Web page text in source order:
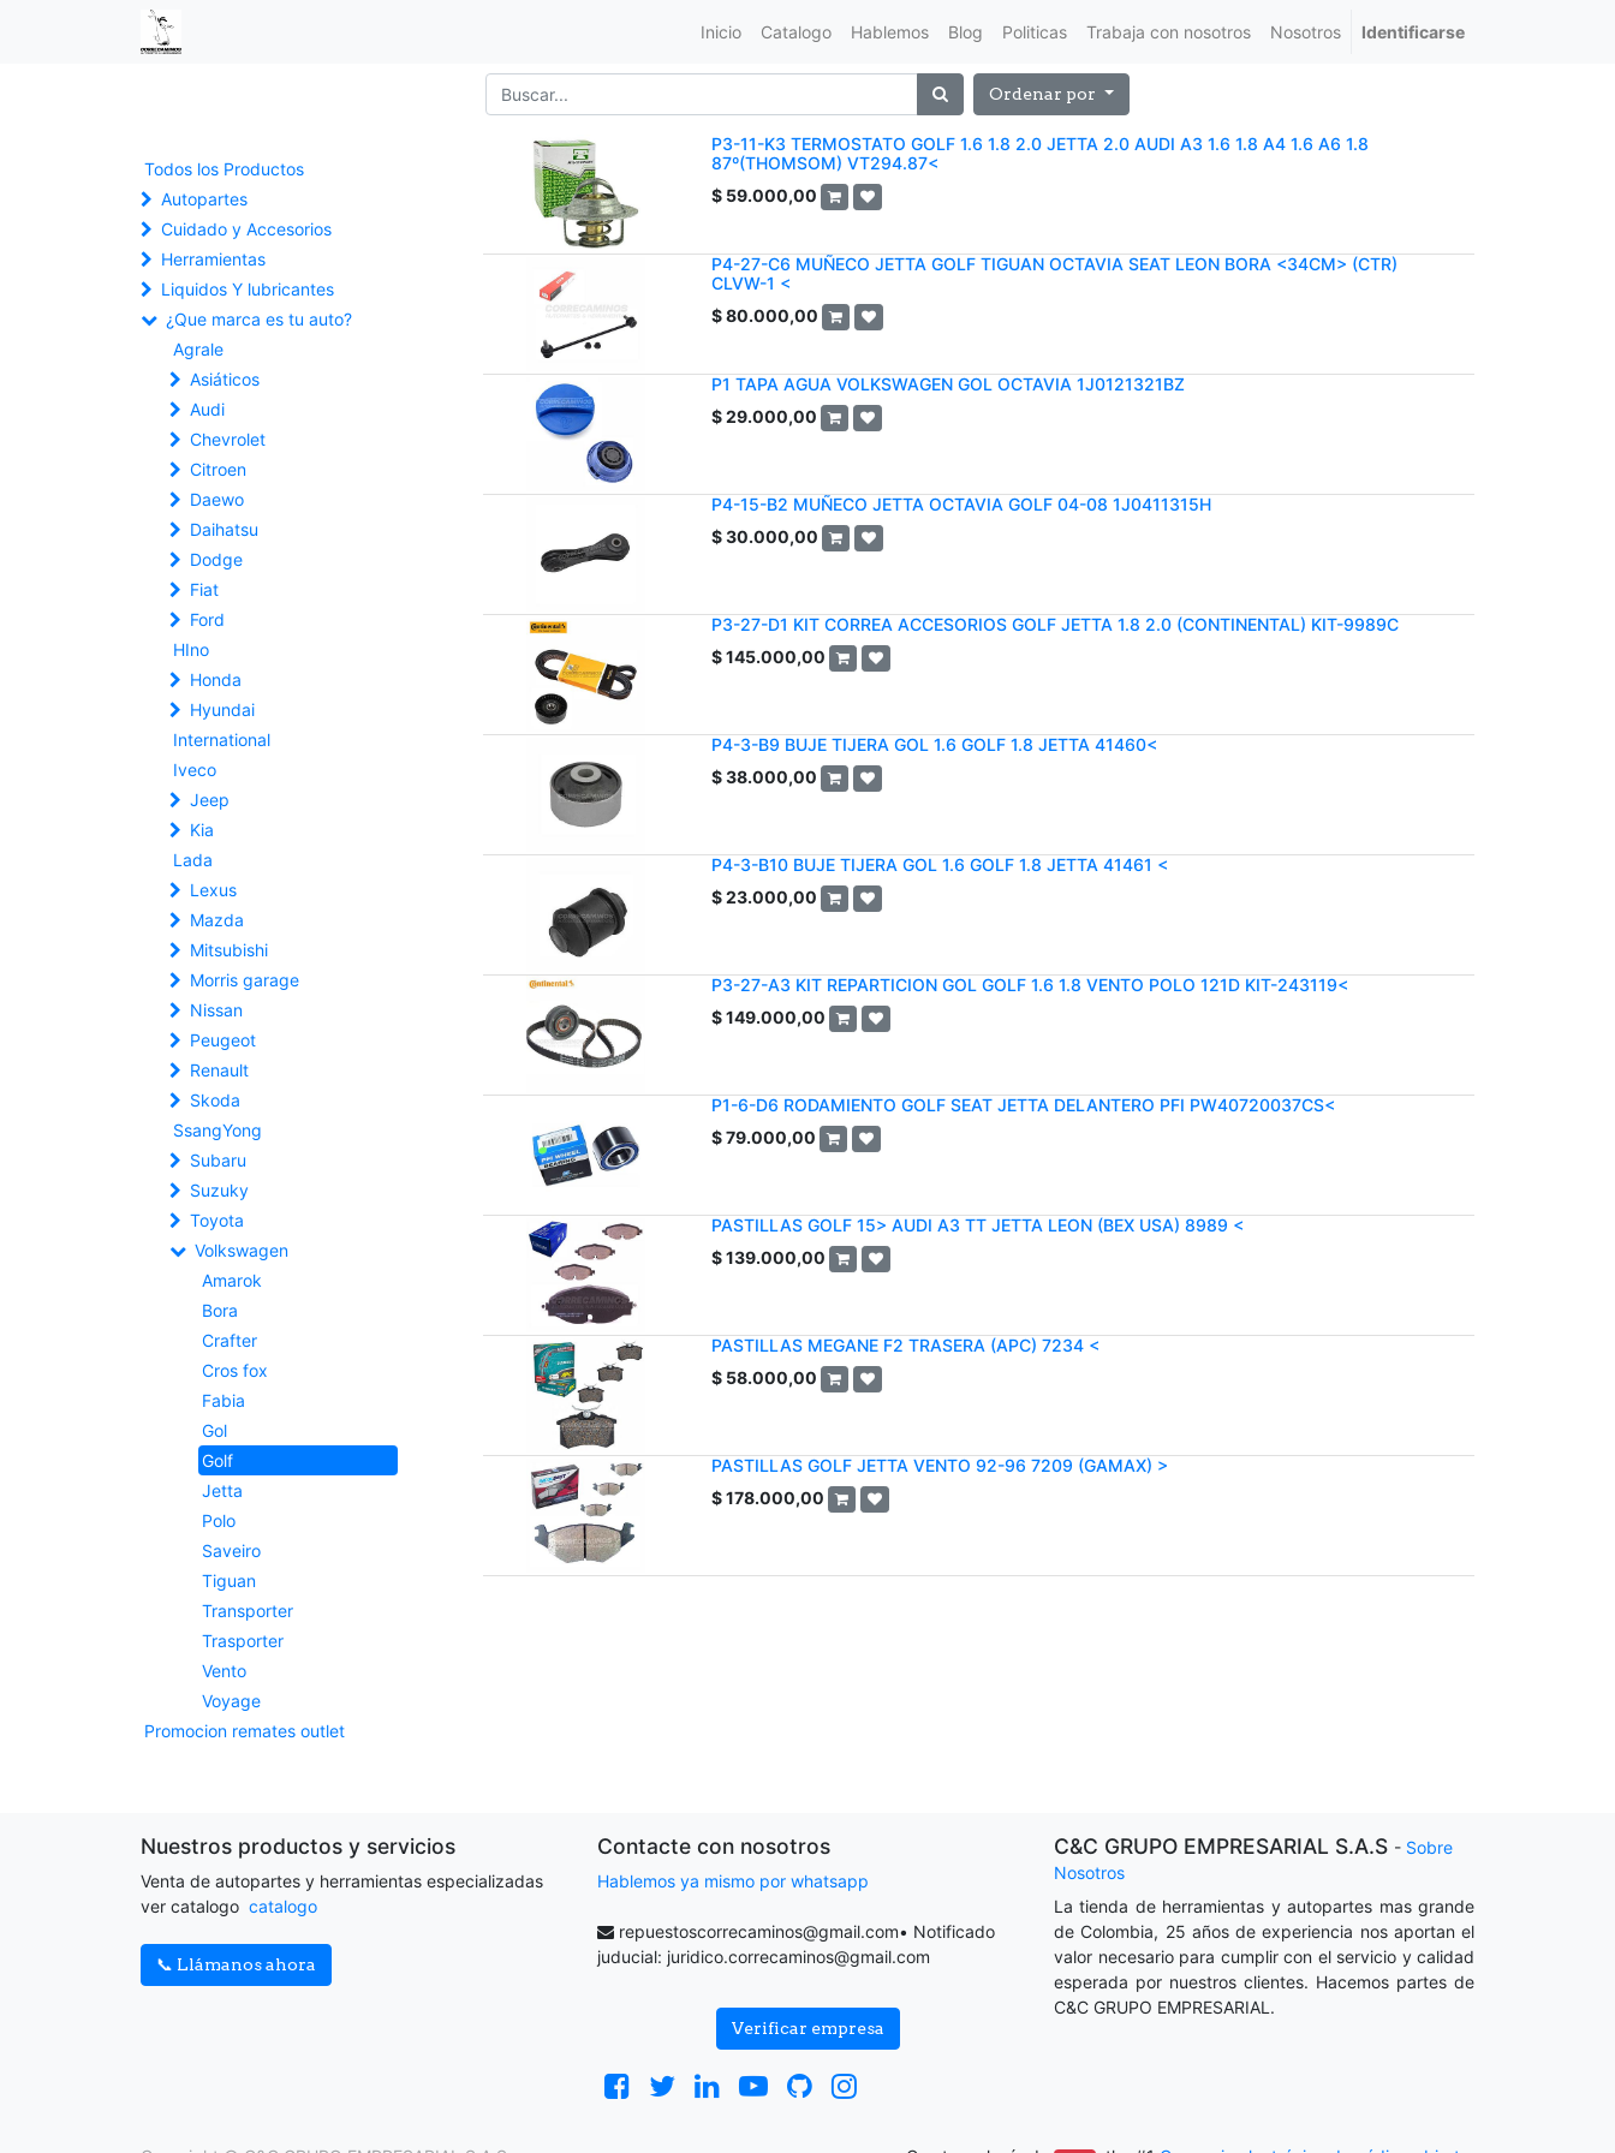
Inicio Catalogo Hablemos Blog Politicas Trabaja con nosotros Nosotros Identificarse
Ordenar por
Todos los Productos
Autopartes
Cuidado y Accesorios
Herramientas
Liquidos Y lubricantes
¿Que marca es tu auto?
Agrale
Asiáticos
Audi
Chevrolet
Citroen
Daewo
Daihatsu
Dodge
Fiat
Ford
HIno
Honda
Hyundai
International
Iveco
Jeep
Kia
Lada
Lexus
Mazda
Mitsubishi
Morris garage
Nissan
Peugeot
Renault
Skoda
SsangYong
Subaru
Suzuky
Toyota
Volkswagen
Amarok
Bora
Crafter
Cros fox
Fabia
Gol
Golf
Jetta
Polo
Saveiro
Tiguan
Transporter
Trasporter
Vento
Voyage
Promocion remates outlet
P3-11-K3 TERMOSTATO GOLF 1.6 1.8 2.0 JETTA 2.0 AUDI A3 1.6 1.8 A4 1.6 A6 1.8
87º(THOMSOM) VT294.87<
$ 59.000,00
P4-27-C6 MUÑECO JETTA GOLF TIGUAN OCTAVIA SEAT LEON BORA <34CM> (CTR)
CLVW-1 <
$80.000,00
P1 TAPA AGUA VOLKSWAGEN GOL OCTAVIA 1J0121321BZ
$29.000,00
P4-15-B2 MUÑECO JETTA OCTAVIA GOLF 04-08 1J0411315H
$30.000,00
P3-27-D1 KIT CORREA ACCESORIOS GOLF JETTA 1.8 2.0 (CONTINENTAL) KIT-9989C
$145.000,00
P4-3-B9 BUJE TIJERA GOL 1.6 GOLF 1.8 JETTA 41460<
$38.000,00
P4-3-B10 BUJE TIJERA GOL 1.6 GOLF 1.8 JETTA 41461 <
$23.000,00
P3-27-A3 KIT REPARTICION GOL GOLF 1.6 1.8 VENTO POLO 121D KIT-243119<
$149.000,00
P1-6-D6 RODAMIENTO GOLF SEAT JETTA DELANTERO PFI PW40720037CS<
$79.000,00
PASTILLAS GOLF 15> AUDI A3 TT JETTA LEON (BEX USA) 8989 <
$139.000,00
PASTILLAS MEGANE F2 TRASERA (APC) 7234 <
$ 58.000,00
PASTILLAS GOLF JETTA VENTO 92-96 7209 (GAMAX) >
$178.000,00
Nuestros productos y servicios
Venta de autopartes y herramientas especializadas
ver catalogo catalogo
📞 Llámanos ahora
Contacte con nosotros
Hablemos ya mismo por whatsapp
repuestoscorrecaminos@gmail.com• Notificado
juducial: juridico.correcaminos@gmail.com
Verificar empresa
C&C GRUPO EMPRESARIAL S.A.S - Sobre
Nosotros
La tienda de herramientas y autopartes mas grande
de Colombia, 25 años de experiencia nos aportan el
valor necesario para cumplir con el servicio y calidad
esperada por nuestros clientes. Hacemos partes de
C&C GRUPO EMPRESARIAL.